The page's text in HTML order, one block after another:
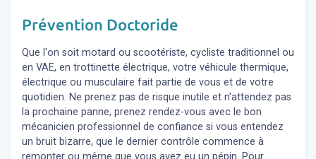
Prévention Doctoride
Que l'on soit motard ou scootériste, cycliste traditionnel ou
en VAE, en trottinette électrique, votre véhicule thermique,
électrique ou musculaire fait partie de vous et de votre
quotidien. Ne prenez pas de risque inutile et n'attendez pas
la prochaine panne, prenez rendez-vous avec le bon
mécanicien professionnel de confiance si vous entendez
un bruit bizarre, que le dernier contrôle commence à